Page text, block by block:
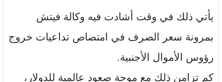
يأتي ذلك في وقت أشادت فيه وكالة فيتش
بمرونة سعر الصرف في امتصاص تداعيات خروج
رؤوس الأموال الأجنبية.
كم تزامن ذلك مع موجة صعود عالمية للدولار،